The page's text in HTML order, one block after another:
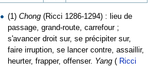
(1)Chong (Ricci 1286-1294) : lieu de
passage, grand-route, carrefour ;
s'avancer droit sur, se précipiter sur,
faire irruption, se lancer contre, assaillir,
heurter, frapper, offenser. Yang ( Ricci